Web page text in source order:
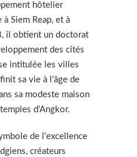
hôtelier
Siem Reap, et à
il obtient un doctorat
des cités
intitulée les villes
sa vie à l’âge de
sa modeste maison
d’Angkor.
de l’excellence
créateurs